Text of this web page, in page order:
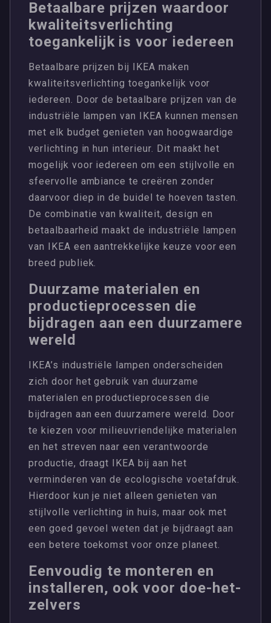
Betaalbare prijzen waardoor
kwaliteitsverlichting
toegankelijk is voor iedereen
Betaalbare prijzen bij IKEA maken
kwaliteitsverlichting toegankelijk voor
iedereen. Door de betaalbare prijzen van de
industriële lampen van IKEA kunnen mensen
met elk budget genieten van hoogwaardige
verlichting in hun interieur. Dit maakt het
mogelijk voor iedereen om een stijlvolle en
sfeervolle ambiance te creëren zonder
daarvoor diep in de buidel te hoeven tasten.
De combinatie van kwaliteit, design en
betaalbaarheid maakt de industriële lampen
van IKEA een aantrekkelijke keuze voor een
breed publiek.
Duurzame materialen en
productieprocessen die
bijdragen aan een duurzamere
wereld
IKEA’s industriële lampen onderscheiden
zich door het gebruik van duurzame
materialen en productieprocessen die
bijdragen aan een duurzamere wereld. Door
te kiezen voor milieuvriendelijke materialen
en het streven naar een verantwoorde
productie, draagt IKEA bij aan het
verminderen van de ecologische voetafdruk.
Hierdoor kun je niet alleen genieten van
stijlvolle verlichting in huis, maar ook met
een goed gevoel weten dat je bijdraagt aan
een betere toekomst voor onze planeet.
Eenvoudig te monteren en
installeren, ook voor doe-het-
zelvers